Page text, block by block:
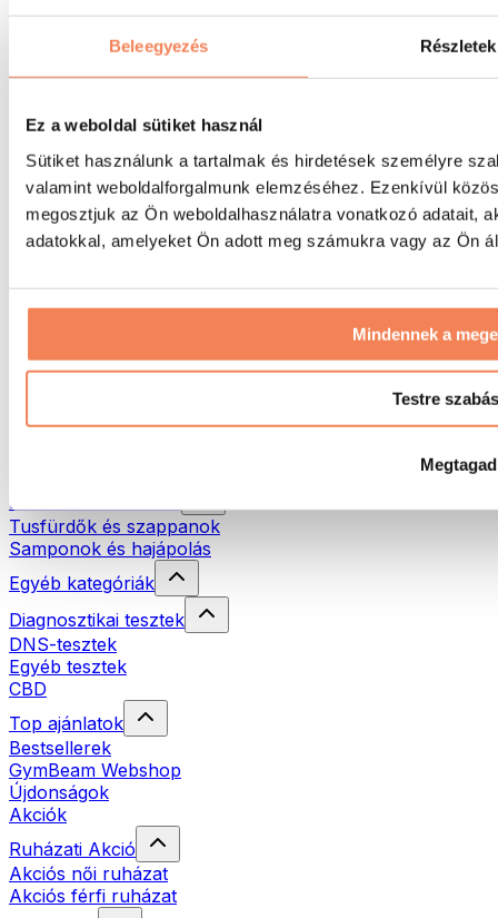
Beleegyezés Részletek
Ez a weboldal sütiket használ
Sütiket használunk a tartalmak és hirdetések személyre
valamint weboldalforgalmunk elemzéséhez. Ezenkívül
megosztjuk az Ön weboldalhasználatra vonatkozó adatait,
adatokkal, amelyeket Ön adott meg számukra vagy az Ön
Mindennek a
Testre szabás
Megtagad
Táskák & hátizsákok
Hátizsákok
Futás
Küzdősportok
Kerékpározás
Jóga és pilates
Úszás
Túrázás
Vörösfény-terápia
Öko háztartás
Natúrkozmetikumok
Tusfürdők és szappanok
Samponok és hajápolás
Egyéb kategóriák
Diagnosztikai tesztek
DNS-tesztek
Egyéb tesztek
CBD
Top ajánlatok
Bestsellerek
GymBeam Webshop
Újdonságok
Akciók
Ruházati Akció
Akciós női ruházat
Akciós férfi ruházat